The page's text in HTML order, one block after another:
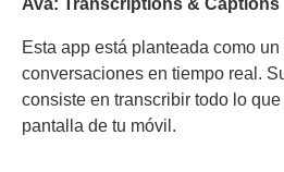
Esta app está planteada como
conversaciones en tiempo real.
consiste en transcribir todo lo
pantalla de tu móvil.